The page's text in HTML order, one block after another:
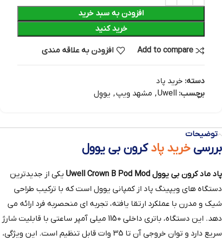
افزودن به سبد خرید
خرید کنید
Add to compare افزودن به علاقه مندی
دسته: خرید پاد
برچسب: Uwell
, مشهد ویپ, یووِل
توضیحات
بررسی خرید پادکرون بی یوول
پاد ماد کرون بی یوول Uwell Crown B Pod Mod
یکی از جدیدترین
دستگاه‌ های ویپینگ پاد از کمپانی یوول است که با ترکیب طراحی
شیک و مدرن با عملکرد ارتقا یافته، تجربه‌ ای منحصربه‌ فرد ارائه می‌
دهد. این دستگاه، باتری داخلی 1150 میلی‌ آمپر ساعتی با قابلیت شارژ
سریع دارد و توان خروجی آن تا 35 وات قابل تنظیم است. این ویژگی،